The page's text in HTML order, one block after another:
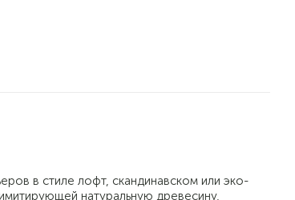
в стиле лофт, скандинавском или эко-
натуральную древесину,